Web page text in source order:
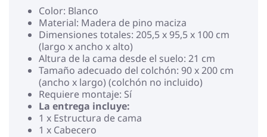
Color: Blanco
Material: Madera de pino maciza
Dimensiones totales: 205,5 x 95,5 x 100 cm
(largo x ancho x alto)
Altura de la cama desde el suelo: 21 cm
Tamaño adecuado del colchón: 90 x 200 cm
(ancho x largo) (colchón no incluido)
Requiere montaje: Sí
La entrega incluye:
1 x Estructura de cama
1 x Cabecero